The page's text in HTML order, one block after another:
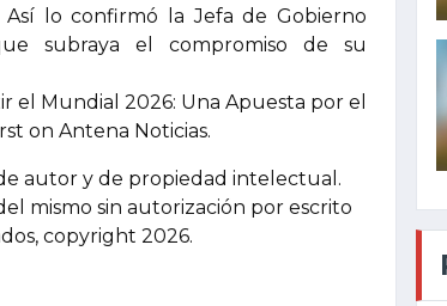
Así lo confirmó la Jefa de Gobierno
subraya el compromiso de su
el Mundial 2026: Una Apuesta por el
on Antena Noticias.
autor y de propiedad intelectual.
mismo sin autorización por escrito
copyright 2026.